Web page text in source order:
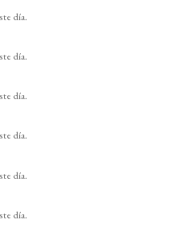
día.
día.
día.
día.
día.
día.